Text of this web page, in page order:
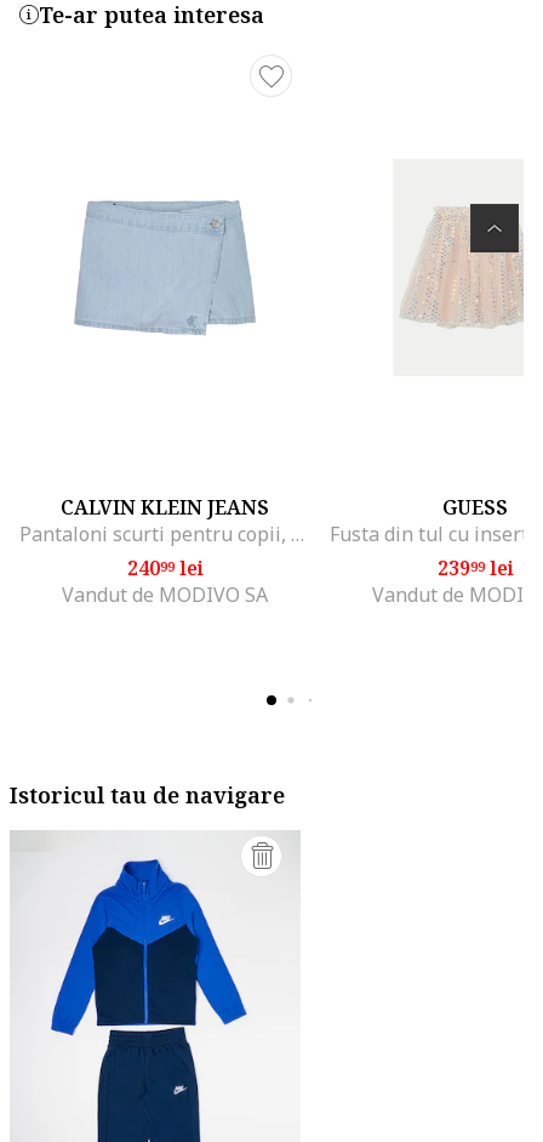
Te-ar putea interesa
CALVIN KLEIN JEANS
Pantaloni scurti pentru copii, albastru
24099lei
Vandut de MODIVO SA
GUESS
23999lei
Vandut de
Istoricul tau de navigare